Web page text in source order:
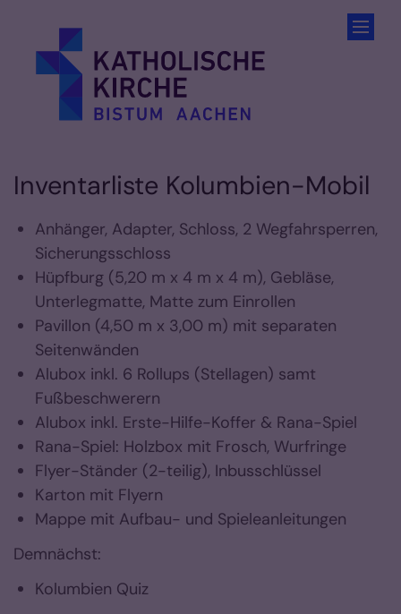
Inventarliste Kolumbien-Mobil
Anhänger, Adapter, Schloss, 2 Wegfahrsperren,
Sicherungsschloss
Hüpfburg (5,20 m x 4 m x 4 m), Gebläse,
Unterlegmatte, Matte zum Einrollen
Pavillon (4,50 m x 3,00 m) mit separaten
Seitenwänden
Alubox inkl. 6 Rollups (Stellagen) samt
Fußbeschwerern
Alubox inkl. Erste-Hilfe-Koffer & Rana-Spiel
Rana-Spiel: Holzbox mit Frosch, Wurfringe
Flyer-Ständer (2-teilig), Inbusschlüssel
Karton mit Flyern
Mappe mit Aufbau- und Spieleanleitungen
Demnächst:
Kolumbien Quiz